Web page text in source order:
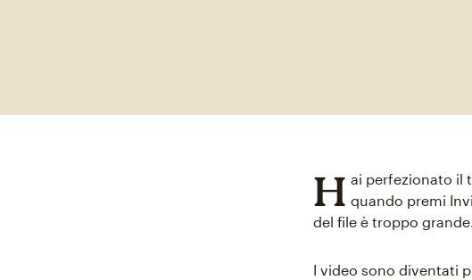
H ai perfezionato il
quando premi
del file è troppo
I video sono diventati